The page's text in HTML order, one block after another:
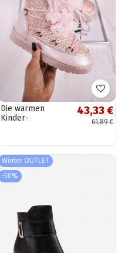
Die warmen
Kinder-
43,33 €
61,89 €
Winter OUTLET
-30%